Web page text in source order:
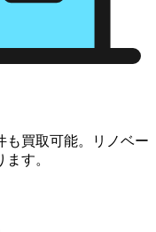
も買取可能。リノベー
す。